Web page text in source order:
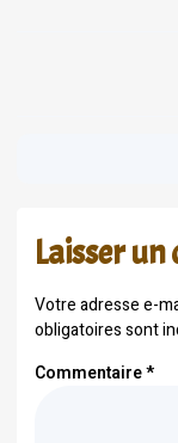
Laisser
Votre adresse e-
obligatoires sont
Commentaire*